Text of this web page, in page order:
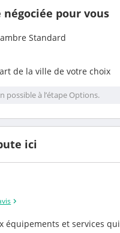
négociée pour vous
Standard
de la ville de votre choix
possible à l’étape Options.
ici
équipements et services qui